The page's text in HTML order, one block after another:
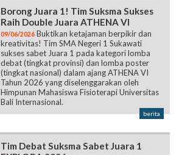
Borong Juara 1! Tim Suksma Sukses
Raih Double Juara ATHENA VI
09/06/2026 Buktikan ketajaman berpikir dan
kreativitas! Tim SMA Negeri 1 Sukawati
sukses sabet Juara 1 pada kategori lomba
debat (tingkat provinsi) dan lomba poster
(tingkat nasional) dalam ajang ATHENA VI
Tahun 2026 yang diselenggarakan oleh
Himpunan Mahasiswa Fisioterapi Universitas
Bali Internasional.
berita
Tim Debat Suksma Sabet Juara 1